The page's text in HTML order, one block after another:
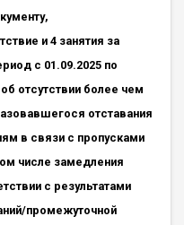
и 4 занятия за
с 01.09.2025 по
отсутствии более чем
отставания
в связи с пропусками
числе замедления
с результатами
промежуточной